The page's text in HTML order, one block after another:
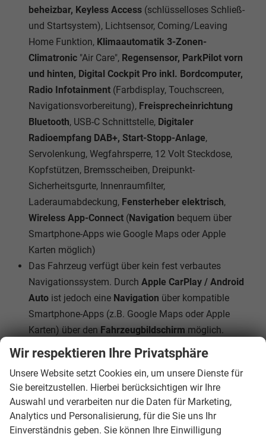
beheizbar, Keyless Access (schlüsselloses Schließ-
und Startsystem), Lichtsensor, Coming/Leaving
Home Funktion, Klimaautomatik 3-Zonen-
Climatronic "Air Care", Regensensor, ParkPilot vorn
und hinten, Digital Cockpit Pro inkl. Bordcomputer,
Radio Infotainment (Farbdisplay, Touchscreen,
Navigationsvorbereitung), Freisprecheinrichtung
Bluetooth, USB-C Schnittstelle, Digitaler
Radioempfang DAB+, Start-Stopp-Anlage,
Servolenkung, Wegfahrsperre, 12 Volt Steckdose,
Kopfstützen, Bremsscheiben, Dreipunkt-
Sicherheitsgurte, Innenraumfilter,
Laderaumabdeckung, Fensterheber elektrisch,
Wireless App-Connect (Navigation bequem über
Smartphone-Apps wie Google Maps oder Apple
Karten möglich)
Das Fahrzeug verfügt über kein fest verbautes
Navigationssystem. Durch Apple CarPlay / Android
Auto ist jedoch eine Navigation über kompatible
Smartphone-Apps (z.B. Google Maps oder Apple
Karten) über den Fahrzeugbildschirm möglich.
Ambiente-Beleuchtung
Armlehnen
Mittelarmlehne
Fensterheber
elektrisch
Innenraumfilter
vorhanden
Wir respektieren Ihre Privatsphäre
Unsere Website setzt Cookies ein, um unsere Dienste für
Sie bereitzustellen. Hierbei berücksichtigen wir Ihre
Auswahl und verarbeiten nur die Daten für Marketing,
Analytics und Personalisierung, für die Sie uns Ihr
Einverständnis geben. Sie können Ihre Einwilligung